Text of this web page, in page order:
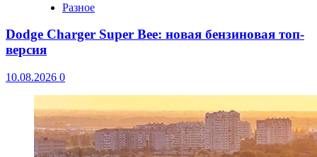
Разное
Dodge Charger Super Bee: новая бензиновая топ-
версия
10.08.2026 0